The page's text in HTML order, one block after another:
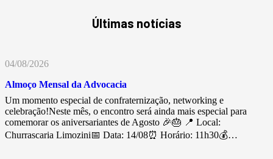
Últimas notícias
04/08/2026
Almoço Mensal da Advocacia
Um momento especial de confraternização, networking e
celebração!Neste mês, o encontro será ainda mais especial para
comemorar os aniversariantes de Agosto 🎉🎂 📍 Local:
Churrascaria Limozini📅 Data: 14/08⏰ Horário: 11h30💰…